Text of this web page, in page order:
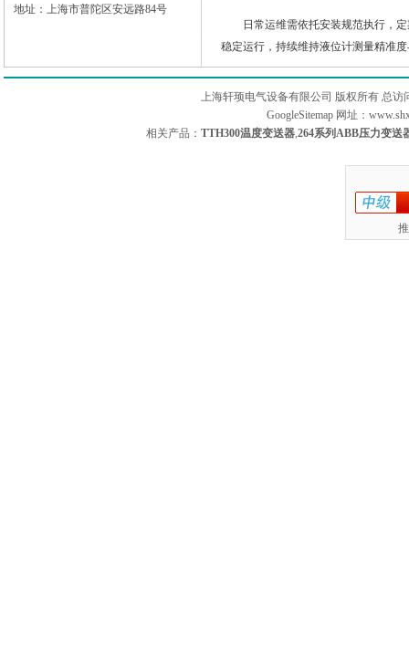
地址：上海市普陀区安远路84号
日常运维需依托安装规范执行，定
稳定运行，持续维持液位计测量精准
上海轩顼电气设备有限公司 版权所有 总访
GoogleSitemap网址：
相关产品： TTH300温度变送器,264系列ABB压力变送